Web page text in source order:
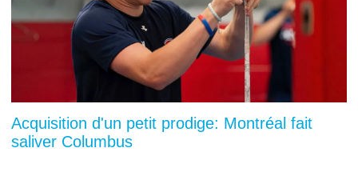
Acquisition d'un petit prodige: Montréal fait
saliver Columbus